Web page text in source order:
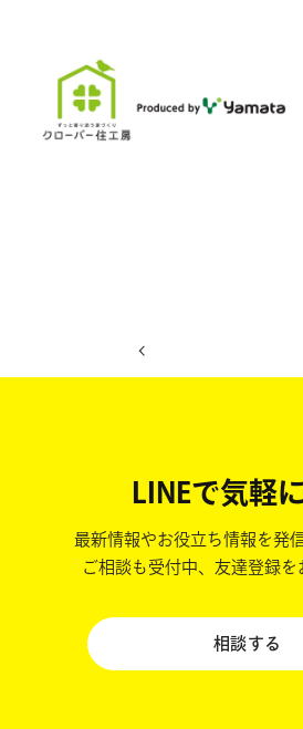
ホーム イベント日程
LINEで気軽
最新情報やお役立ち情報を発
ご相談も受付中、友達登録を
相談する